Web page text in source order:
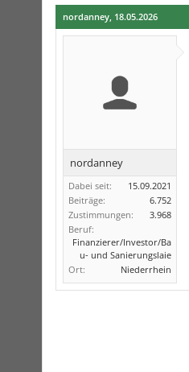
nordanney, 18.05.2026
nordanney
Dabei seit:
15.09.2021
Beiträge:
6.752
Zustimmungen:
3.968
Beruf:
Finanzierer/Investor/Ba
u- und Sanierungslaie
Ort:
Niederrhein